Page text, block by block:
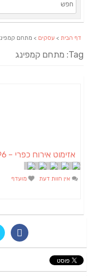
דף הבית > עסקים > מתחם
Tag: מתחם קמפינג
אין חוות דעת מועדף